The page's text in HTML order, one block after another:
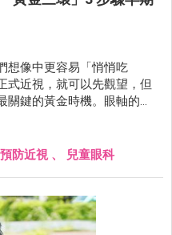
想像中更容易「悄悄吃
式近視，就可以先觀望，但
鍵的黃金時機。眼軸的微
若不及早介入，近視度數可
近視，增加長期視網膜併發
預防近視 、 兒童眼科